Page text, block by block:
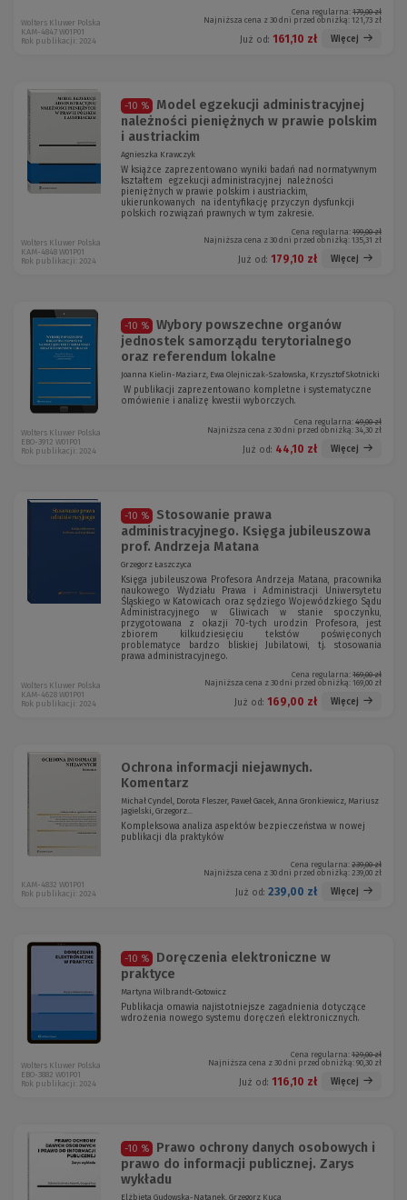
Cena regularna: 179,00 zł
Najniższa cena z 30 dni przed obniżką: 121,73 zł
Już od: 161,10 zł Więcej
Wolters Kluwer Polska
KAM-4847 W01P01
Rok publikacji: 2024
-10 %
Model egzekucji administracyjnej
należności pieniężnych w prawie polskim
i austriackim
Agnieszka Krawczyk
W książce zaprezentowano wyniki badań nad normatywnym
kształtem egzekucji administracyjnej należności
pieniężnych w prawie polskim i austriackim,
ukierunkowanych na identyfikację przyczyn dysfunkcji
polskich rozwiązań prawnych w tym zakresie.
Cena regularna: 199,00 zł
Najniższa cena z 30 dni przed obniżką: 135,31 zł
Już od: 179,10 zł Więcej
Wolters Kluwer Polska
KAM-4848 W01P01
Rok publikacji: 2024
-10 %
Wybory powszechne organów
jednostek samorządu terytorialnego
oraz referendum lokalne
Joanna Kielin-Maziarz, Ewa Olejniczak-Szałowska, Krzysztof Skotnicki
W publikacji zaprezentowano kompletne i systematyczne
omówienie i analizę kwestii wyborczych.
Cena regularna: 49,00 zł
Najniższa cena z 30 dni przed obniżką: 34,30 zł
Już od: 44,10 zł Więcej
Wolters Kluwer Polska
EBO-3912 W01P01
Rok publikacji: 2024
-10 %
Stosowanie prawa
administracyjnego. Księga jubileuszowa
prof. Andrzeja Matana
Grzegorz Łaszczyca
Księga jubileuszowa Profesora Andrzeja Matana, pracownika
naukowego Wydziału Prawa i Administracji Uniwersytetu
Śląskiego w Katowicach oraz sędziego Wojewódzkiego Sądu
Administracyjnego w Gliwicach w stanie spoczynku,
przygotowana z okazji 70-tych urodzin Profesora, jest
zbiorem kilkudziesięciu tekstów poświęconych
problematyce bardzo bliskiej Jubilatowi, tj. stosowania
prawa administracyjnego.
Cena regularna: 169,00 zł
Najniższa cena z 30 dni przed obniżką: 169,00 zł
Już od: 169,00 zł Więcej
Wolters Kluwer Polska
KAM-4628 W01P01
Rok publikacji: 2024
Ochrona informacji niejawnych.
Komentarz
Michał Cyndel, Dorota Fleszer, Paweł Gacek, Anna Gronkiewicz, Mariusz
Jagielski, Grzegorz...
Kompleksowa analiza aspektów bezpieczeństwa w nowej
publikacji dla praktyków
Cena regularna: 239,00 zł
Najniższa cena z 30 dni przed obniżką: 239,00 zł
Już od: 239,00 zł Więcej
KAM-4832 W01P01
Rok publikacji: 2024
-10 %
Doręczenia elektroniczne w
praktyce
Martyna Wilbrandt-Gotowicz
Publikacja omawia najistotniejsze zagadnienia dotyczące
wdrożenia nowego systemu doręczeń elektronicznych.
Cena regularna: 129,00 zł
Najniższa cena z 30 dni przed obniżką: 90,30 zł
Już od: 116,10 zł Więcej
Wolters Kluwer Polska
EBO-3882 W01P01
Rok publikacji: 2024
-10 %
Prawo ochrony danych osobowych i
prawo do informacji publicznej. Zarys
wykładu
Elżbieta Gudowska-Natanek, Grzegorz Kuca